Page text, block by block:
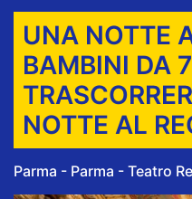
UNA NOTTE
BAMBINI DA
NOTTE AL
Parma - Parma - Teatro